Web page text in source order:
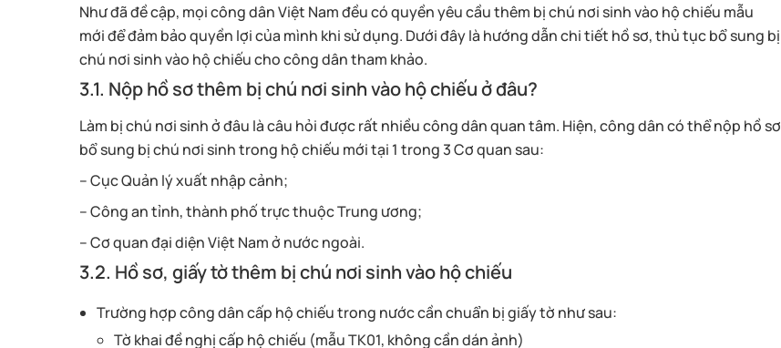
Như đã đề cập, mọi công dân Việt Nam đều có quyền yêu cầu thêm bị chú nơi sinh vào hộ chiếu mẫu
mới để đảm bảo quyền lợi của mình khi sử dụng. Dưới đây là hướng dẫn chi tiết hồ sơ, thủ tục bổ sung bị
chú nơi sinh vào hộ chiếu cho công dân tham khảo.
3.1. Nộp hồ sơ thêm bị chú nơi sinh vào hộ chiếu ở đâu?
Làm bị chú nơi sinh ở đâu là câu hỏi được rất nhiều công dân quan tâm. Hiện, công dân có thể nộp hồ sơ
bổ sung bị chú nơi sinh trong hộ chiếu mới tại 1 trong 3 Cơ quan sau:
– Cục Quản lý xuất nhập cảnh;
– Công an tỉnh, thành phố trực thuộc Trung ương;
– Cơ quan đại diện Việt Nam ở nước ngoài.
3.2. Hồ sơ, giấy tờ thêm bị chú nơi sinh vào hộ chiếu
Trường hợp công dân cấp hộ chiếu trong nước cần chuẩn bị giấy tờ như sau:
Tờ khai đề nghị cấp hộ chiếu (mẫu TK01, không cần dán ảnh)